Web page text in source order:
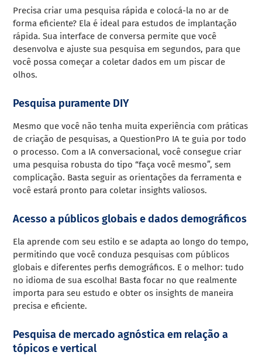
Precisa criar uma pesquisa rápida e colocá-la no ar de
forma eficiente? Ela é ideal para estudos de implantação
rápida. Sua interface de conversa permite que você
desenvolva e ajuste sua pesquisa em segundos, para que
você possa começar a coletar dados em um piscar de
olhos.
Pesquisa puramente DIY
Mesmo que você não tenha muita experiência com práticas
de criação de pesquisas, a QuestionPro IA te guia por todo
o processo. Com a IA conversacional, você consegue criar
uma pesquisa robusta do tipo “faça você mesmo”, sem
complicação. Basta seguir as orientações da ferramenta e
você estará pronto para coletar insights valiosos.
Acesso a públicos globais e dados demográficos
Ela aprende com seu estilo e se adapta ao longo do tempo,
permitindo que você conduza pesquisas com públicos
globais e diferentes perfis demográficos. E o melhor: tudo
no idioma de sua escolha! Basta focar no que realmente
importa para seu estudo e obter os insights de maneira
precisa e eficiente.
Pesquisa de mercado agnóstica em relação a
tópicos e vertical